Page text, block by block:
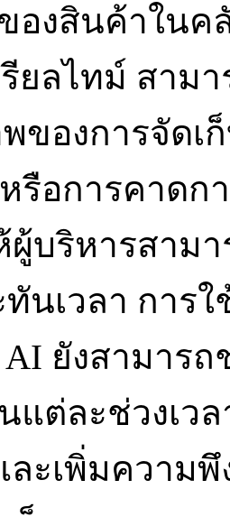
องสินค้าในค
ยลไทม์ สามา
ของการจัดเ
รือการคาดก
ผู้บริหารสาม
นเวลา การ
AI ยังสามา
แต่ละช่วงเ
ละเพิ่มความ